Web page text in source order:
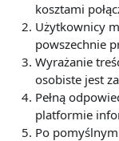
kosztami
Użytkownicy
powszechnie
Wyrażanie
osobiste jest
Pełną
platformie
Po